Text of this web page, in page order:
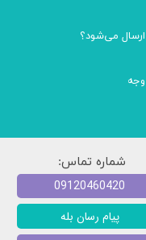
می‌شود؟
شماره تماس:
پیام رسان بله
09120460420